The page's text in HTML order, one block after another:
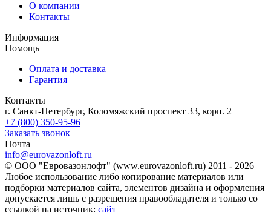
О компании
Контакты
Информация
Помощь
Оплата и доставка
Гарантия
Контакты
г. Санкт-Петербург, Коломяжский проспект 33, корп. 2
+7 (800) 350-95-96
Заказать звонок
Почта
info@eurovazonloft.ru
© ООО "Евровазонлофт" (www.eurovazonloft.ru) 2011 - 2026
Любое использование либо копирование материалов или
подборки материалов сайта, элементов дизайна и оформления
допускается лишь с разрешения правообладателя и только со
ссылкой на источник: сайт